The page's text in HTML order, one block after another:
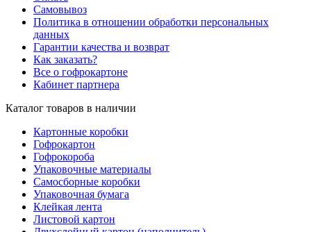
Самовывоз
Политика в отношении обработки персональных
данных
Гарантии качества и возврат
Как заказать?
Все о гофрокартоне
Кабинет партнера
Каталог товаров в наличии
Картонные коробки
Гофрокартон
Гофрокороба
Упаковочные материалы
Самосборные коробки
Упаковочная бумага
Клейкая лента
Листовой картон